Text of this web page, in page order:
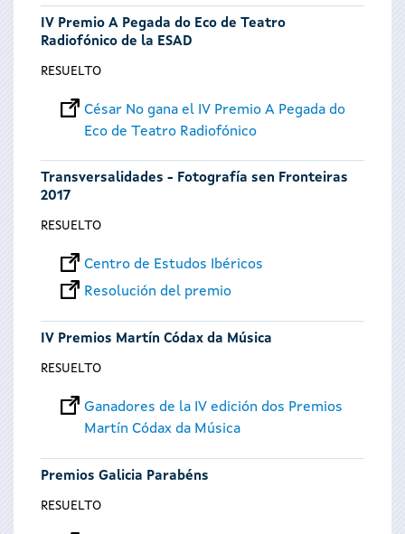
IV Premio A Pegada do Eco de Teatro
Radiofónico de la ESAD
RESUELTO
César No gana el IV Premio A Pegada do
Eco de Teatro Radiofónico
Transversalidades - Fotografía sen Fronteiras
2017
RESUELTO
Centro de Estudos Ibéricos
Resolución del premio
IV Premios Martín Códax da Música
RESUELTO
Ganadores de la IV edición dos Premios
Martín Códax da Música
Premios Galicia Parabéns
RESUELTO